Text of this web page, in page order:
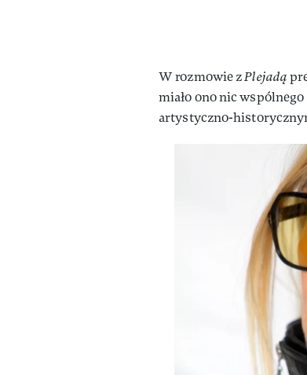
W rozmowie zPlejadą
miało ono nic
artystyczno-